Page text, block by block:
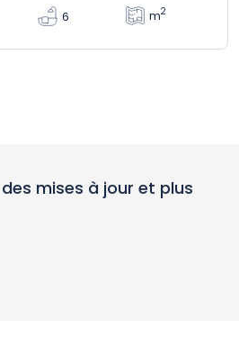
6 m2
mises à jour et plus